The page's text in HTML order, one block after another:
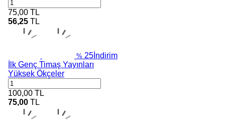
75,00 TL
56,25 TL
% 25 İndirim
İlk Genç Timaş Yayınları
Yüksek Ökçeler
100,00 TL
75,00 TL